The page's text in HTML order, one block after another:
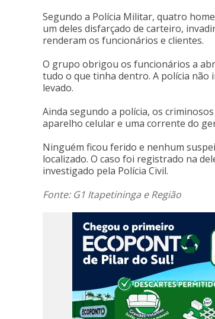
Segundo a Polícia Militar, quatro
um deles disfarçado de carteiro,
renderam os funcionários e clientes.
O grupo obrigou os funcionários a
tudo o que tinha dentro. A polícia não
levado.
Ainda segundo a polícia, os
aparelho celular e uma corrente do
Ninguém ficou ferido e nenhum
localizado. O caso foi registrado na
investigado pela Polícia Civil.
Fonte: G1 Itapetininga e Região